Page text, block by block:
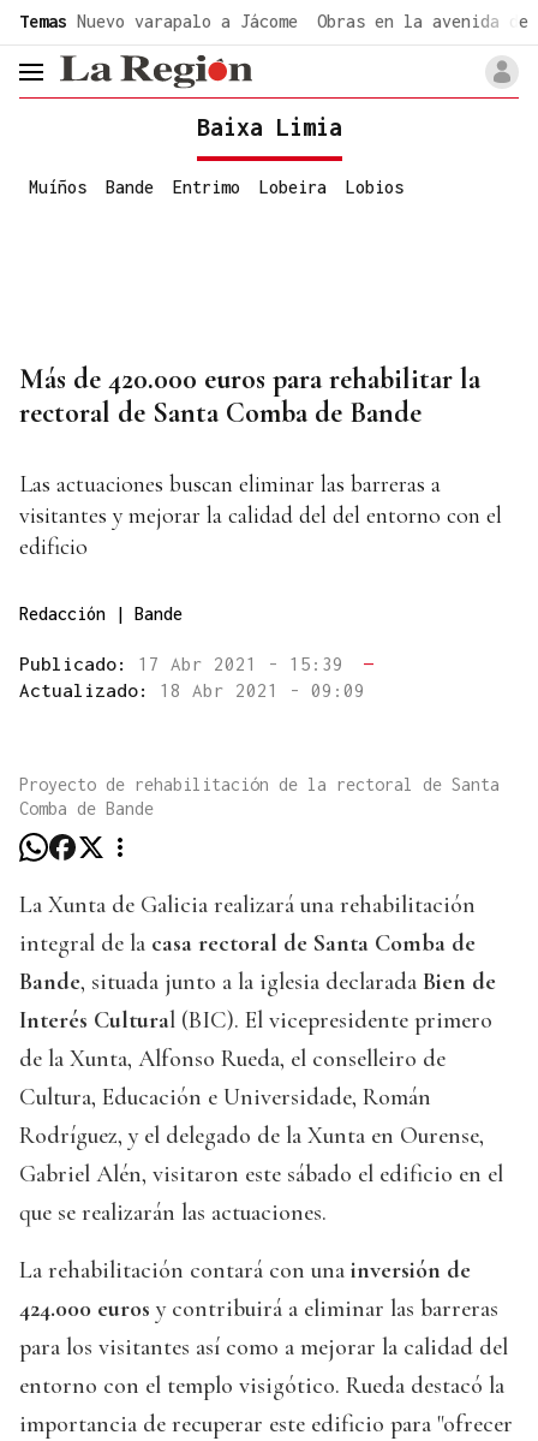
Temas Nuevo varapalo a Jácome Obras en la avenida de
header.menu.open
Baixa Limia
Muíños Bande Entrimo Lobeira Lobios
Más de 420.000 euros para rehabilitar la
rectoral de Santa Comba de Bande
Las actuaciones buscan eliminar las barreras a
visitantes y mejorar la calidad del del entorno con el
edificio
Redacción | Bande
Publicado: 17 Abr 2021 - 15:39
—
Actualizado: 18 Abr 2021 - 09:09
Proyecto de rehabilitación de la rectoral de Santa
Comba de Bande
La Xunta de Galicia realizará una rehabilitación
integral de la casa rectoral de Santa Comba de
Bande, situada junto a la iglesia declarada Bien de
Interés Cultural (BIC). El vicepresidente primero
de la Xunta, Alfonso Rueda, el conselleiro de
Cultura, Educación e Universidade, Román
Rodríguez, y el delegado de la Xunta en Ourense,
Gabriel Alén, visitaron este sábado el edificio en el
que se realizarán las actuaciones.
La rehabilitación contará con una inversión de
424.000 euros y contribuirá a eliminar las barreras
para los visitantes así como a mejorar la calidad del
entorno con el templo visigótico. Rueda destacó la
importancia de recuperar este edificio para "ofrecer